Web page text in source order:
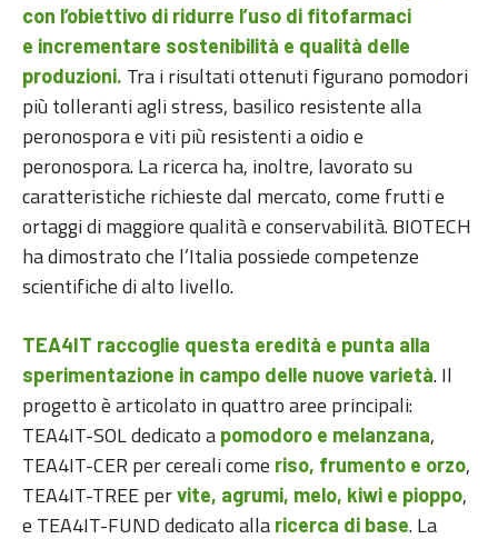
con l’obiettivo di ridurre l’uso di fitofarmaci
e incrementare sostenibilità e qualità delle
produzioni. Tra i risultati ottenuti figurano pomodori
più tolleranti agli stress, basilico resistente alla
peronospora e viti più resistenti a oidio e
peronospora. La ricerca ha, inoltre, lavorato su
caratteristiche richieste dal mercato, come frutti e
ortaggi di maggiore qualità e conservabilità. BIOTECH
ha dimostrato che l’Italia possiede competenze
scientifiche di alto livello.
TEA4IT raccoglie questa eredità e punta alla
sperimentazione in campo delle nuove varietà. Il
progetto è articolato in quattro aree principali:
TEA4IT-SOL dedicato a pomodoro e melanzana,
TEA4IT-CER per cereali come riso, frumento e orzo,
TEA4IT-TREE pervite, agrumi, melo, kiwi e pioppo,
e TEA4IT-FUND dedicato alla ricerca di base. La